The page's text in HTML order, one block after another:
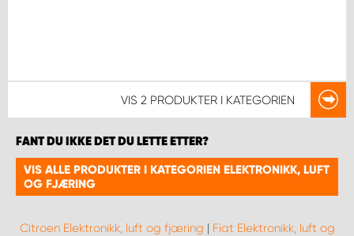
VIS 2 PRODUKTER I KATEGORIEN
FANT DU IKKE DET DU LETTE ETTER?
VIS ALLE PRODUKTER I KATEGORIEN ELEKTRONIKK, LUFT
OG FJÆRING
Citroen Elektronikk, luft og fjæring | Fiat Elektronikk, luft og